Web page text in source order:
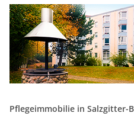
Pflegeimmobilie in Salzgitter-